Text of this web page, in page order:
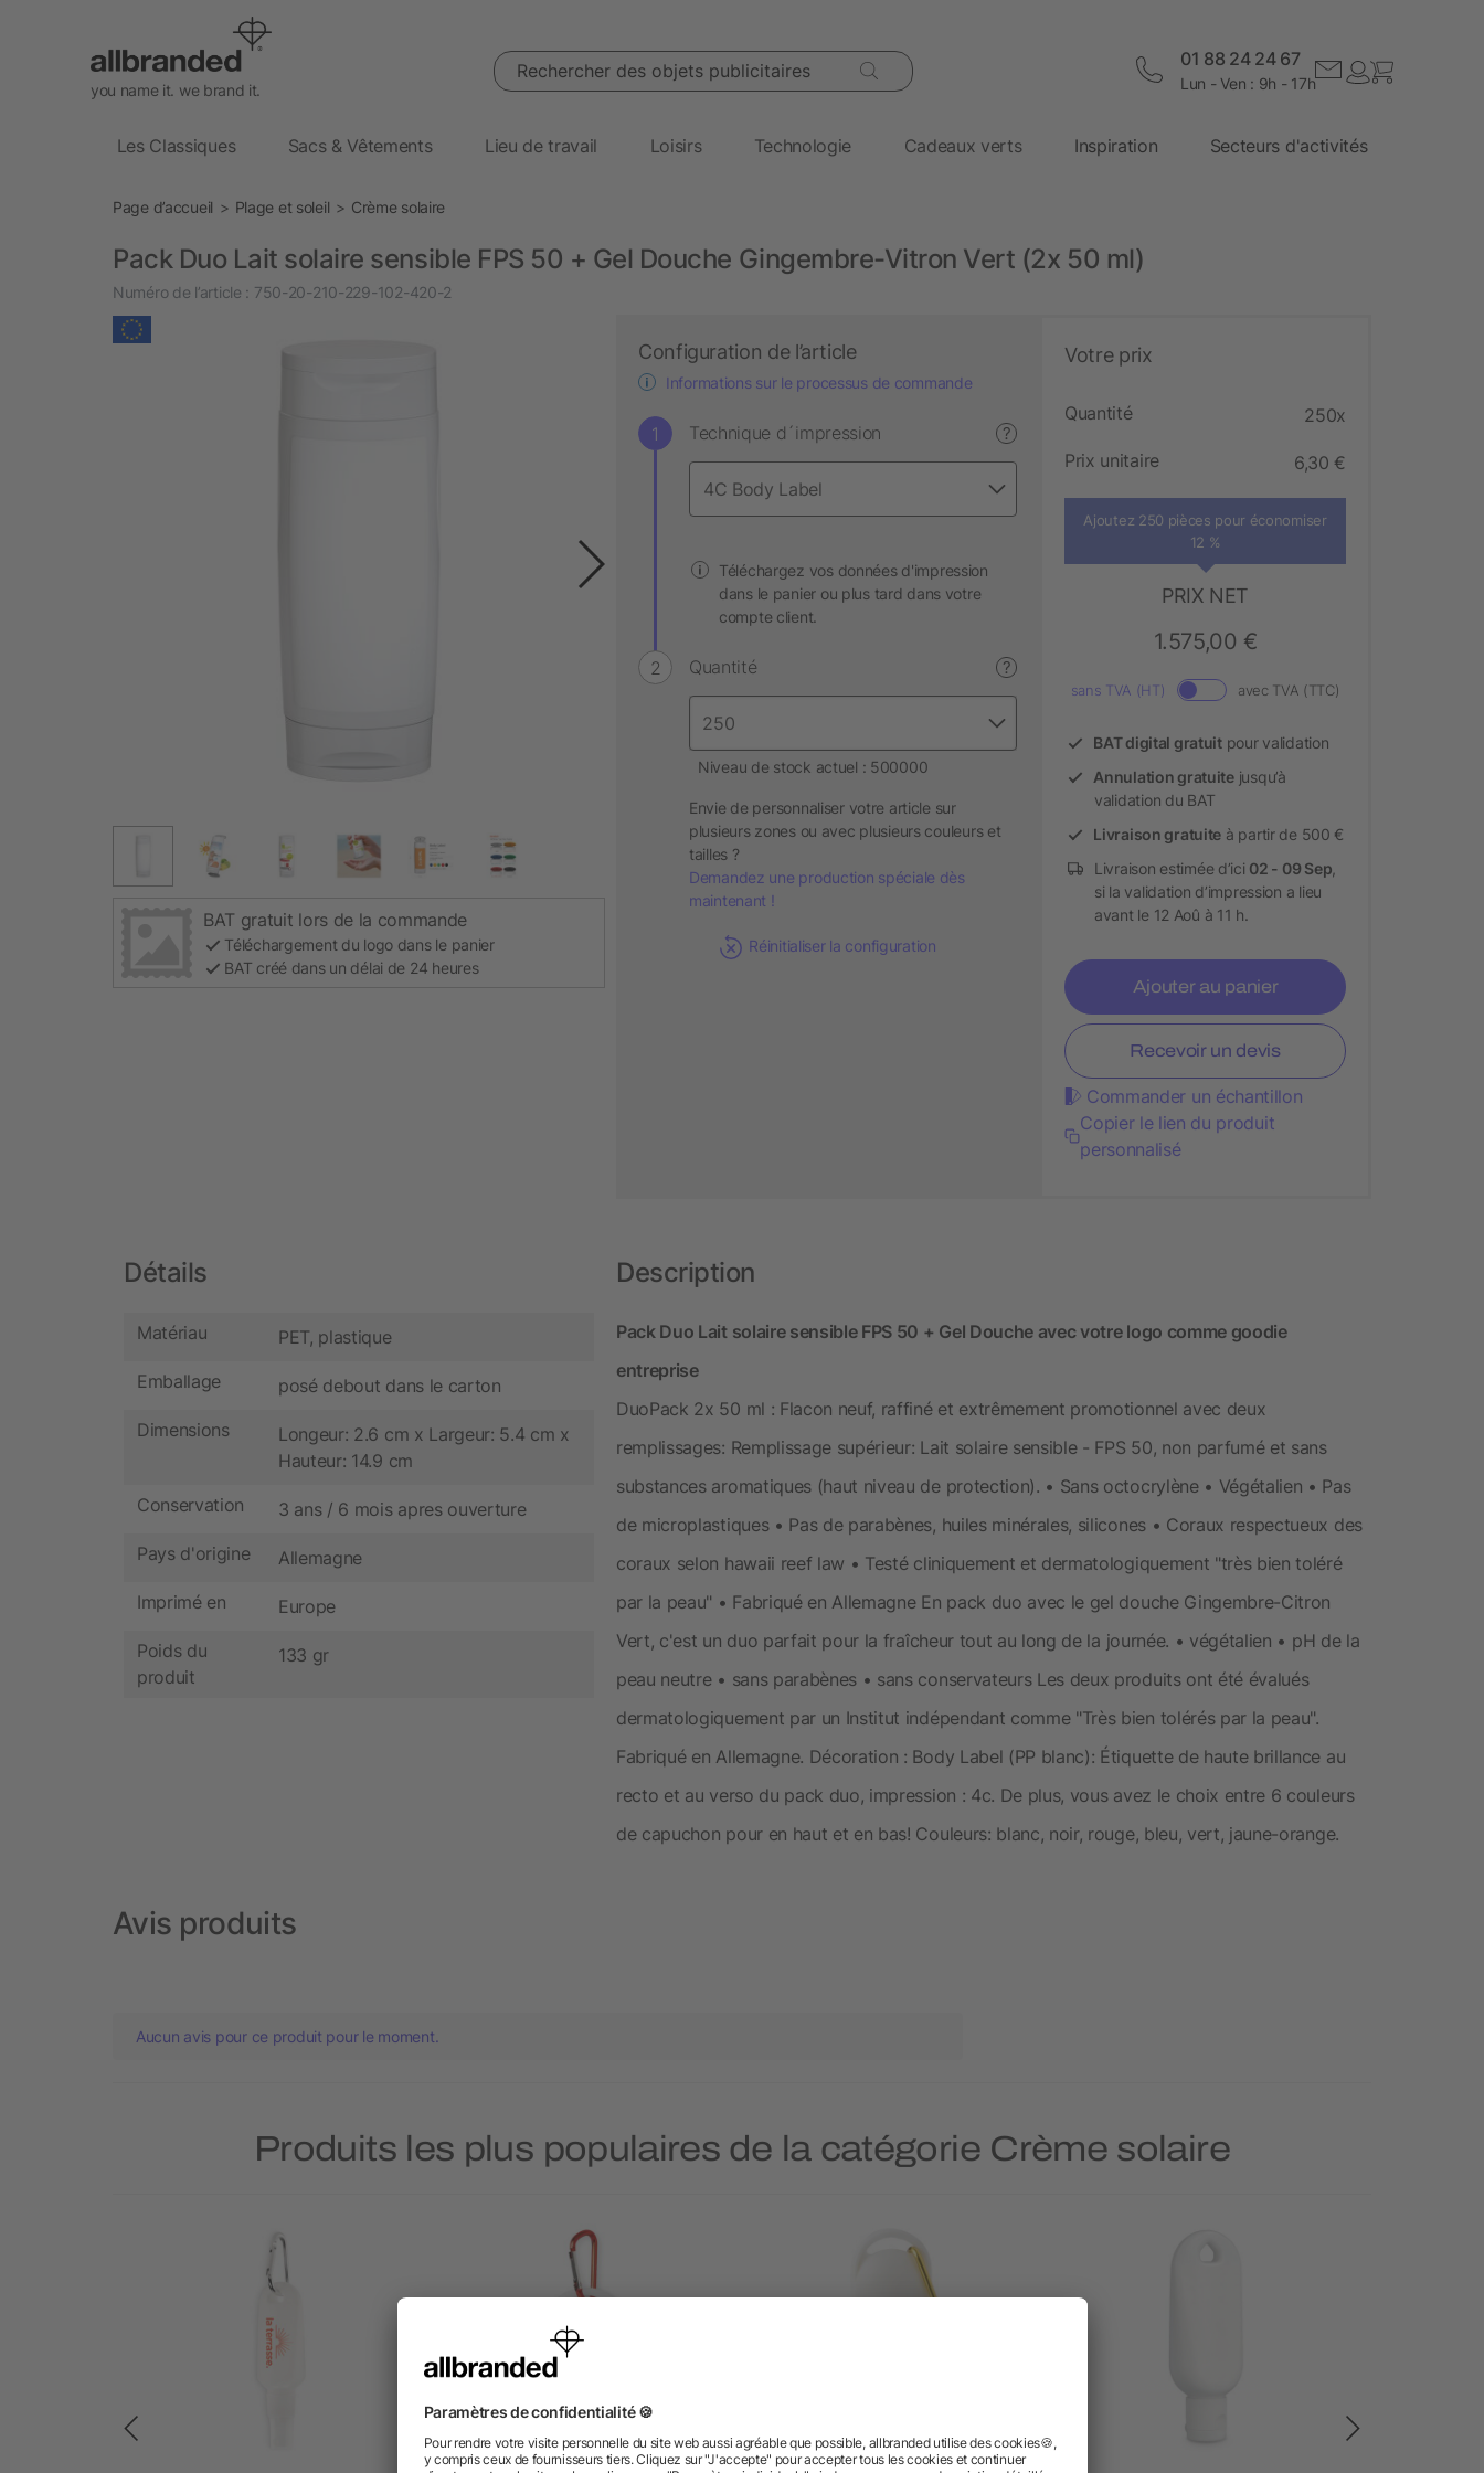
you name it. we brand it.
Rechercher des objets publicitaires 01 88 24 24 67
Lun - Ven : 9h - 17h
Les Classiques Sacs & Vêtements Lieu de travail Loisirs Technologie Cadeaux verts Inspiration Secteurs d'activités
Page d’accueil Plage et soleil Crème solaire
Pack Duo Lait solaire sensible FPS 50 + Gel Douche Gingembre-Vitron Vert (2x 50 ml)
Numéro de l’article : 750-20-210-229-102-420-2
BAT gratuit lors de la commande
Téléchargement du logo dans le panier
BAT créé dans un délai de 24 heures
Configuration de l’article
Informations sur le processus de commande
Technique d´impression ?
Téléchargez vos données d'impression
dans le panier ou plus tard dans votre
compte client.
Quantité ?
Niveau de stock actuel : 500000
Envie de personnaliser votre article sur
plusieurs zones ou avec plusieurs couleurs et
tailles ?
Demandez une production spéciale dès
maintenant !
Réinitialiser la configuration
Votre prix
Quantité 250x
Prix unitaire 6,30 €
Ajoutez 250 pièces pour économiser
12 %
PRIX NET
1.575,00 €
sans TVA (HT) avec TVA (TTC)
BAT digital gratuitpour validation
Annulation gratuitejusqu’à
validation du BAT
Livraison gratuite à partir de 500 €
Livraison estimée d’ici 02 - 09 Sep
si la validation d’impression a lieu
avant le 12 Aoû à 11 h.
Ajouter au panier
Recevoir un devis
Commander un échantillon
Copier le lien du produit
personnalisé
Détails
Matériau PET, plastique
Emballage posé debout dans le carton
Dimensions
Longeur: 2.6 cm x Largeur: 5.4 cm x
Hauteur: 14.9 cm
Conservation 3 ans / 6 mois apres ouverture
Pays d'origine Allemagne
Imprimé en Europe
Poids du
produit
133 gr
Description
Pack Duo Lait solaire sensible FPS 50 + Gel Douche avec votre logo comme goodie
entreprise
DuoPack 2x 50 ml : Flacon neuf, raffiné et extrêmement promotionnel avec deux
remplissages: Remplissage supérieur: Lait solaire sensible - FPS 50, non parfumé et sans
substances aromatiques (haut niveau de protection). • Sans octocrylène • Végétalien • Pas
de microplastiques • Pas de parabènes, huiles minérales, silicones • Coraux respectueux des
coraux selon hawaii reef law • Testé cliniquement et dermatologiquement "très bien toléré
par la peau" • Fabriqué en Allemagne En pack duo avec le gel douche Gingembre-Citron
Vert, c'est un duo parfait pour la fraîcheur tout au long de la journée. • végétalien • pH de la
peau neutre • sans parabènes • sans conservateurs Les deux produits ont été évalués
dermatologiquement par un Institut indépendant comme "Très bien tolérés par la peau".
Fabriqué en Allemagne. Décoration : Body Label (PP blanc): Étiquette de haute brillance au
recto et au verso du pack duo, impression : 4c. De plus, vous avez le choix entre 6 couleurs
de capuchon pour en haut et en bas! Couleurs: blanc, noir, rouge, bleu, vert, jaune-orange.
Avis produits
Aucun avis pour ce produit pour le moment.
Produits les plus populaires de la catégorie Crème solaire